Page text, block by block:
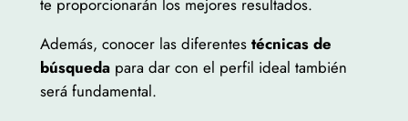
te proporcionarán los mejores resultados.
Además, conocer las diferentestécnicas de
búsquedapara dar con el perfil ideal también
será fundamental.